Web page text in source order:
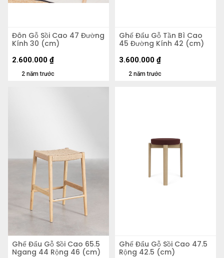
Đôn Gỗ Sồi Cao 47 Đường
Kính 30 (cm)
2 năm trước
2.600.000 ₫
Ghế Đẩu Gỗ Tần Bì Cao
45 Đường Kính 42 (cm)
2 năm trước
3.600.000 ₫
Ghế Đẩu Gỗ Sồi Cao 65.5
Ngang 44 Rộng 46 (cm)
Ghế Đẩu Gỗ Sồi Cao 47.5
Rộng 42.5 (cm)